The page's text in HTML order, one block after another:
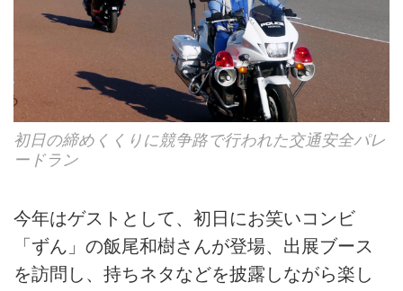
初日の締めくくりに競争路で行われた交通安全パレ
ードラン
今年はゲストとして、初日にお笑いコンビ
「ずん」の飯尾和樹さんが登場、出展ブース
を訪問し、持ちネタなどを披露しながら楽し